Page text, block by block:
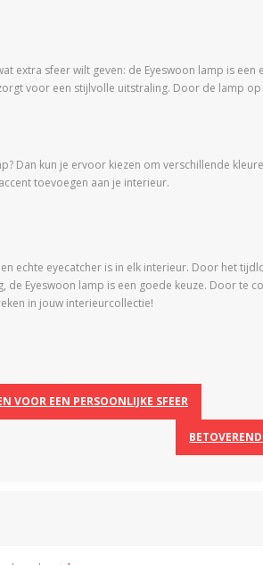
extra sfeer wilt geven: de Eyeswoon lamp is
voor een stijlvolle uitstraling. Door de lamp
Dan kun je ervoor kiezen om verschillende
toevoegen aan je interieur.
echte eyecatcher is in elk interieur. Door het
Eyeswoon lamp is een goede keuze. Door te
in jouw interieurcollectie!
VOOR EEN PERSOONLIJKE SFEER